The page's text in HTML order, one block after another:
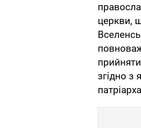
церкви,
згідно з